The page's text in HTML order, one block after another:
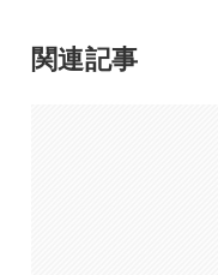
関連記事